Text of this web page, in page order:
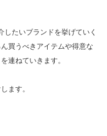
たいブランドを挙げていく
買うべきアイテムや得意な
連ねていきます。
ます。